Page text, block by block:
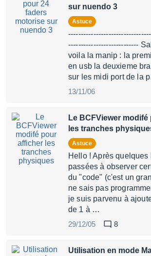
sur nuendo 3
Astuce
----------------------------
voila la manip : la
en usb la deuxieme
sur les midi port de la
13/11/06
Le BCFViewer
les tranches
Astuce
Hello ! Après quelques
passées à observer
du "code" (c'est un
ne sais pas
je suis parvenu à
de 1 à …
29/12/05
8
Utilisation en mode